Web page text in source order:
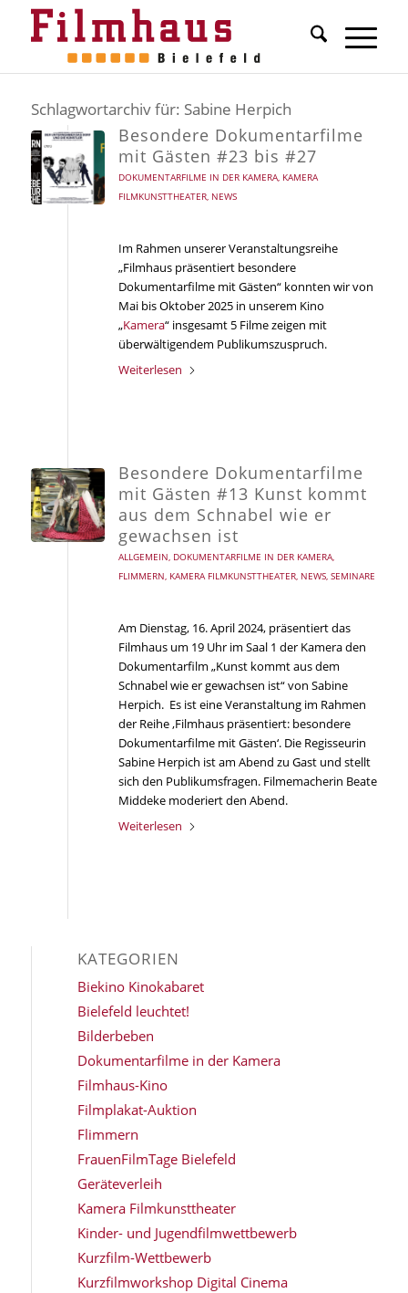
Schlagwortarchiv für: Sabine Herpich
Besondere Dokumentarfilme
mit Gästen #23 bis #27
DOKUMENTARFILME IN DER KAMERA, KAMERA
FILMKUNSTTHEATER, NEWS
Im Rahmen unserer Veranstaltungsreihe
„Filmhaus präsentiert besondere
Dokumentarfilme mit Gästen“ konnten wir von
Mai bis Oktober 2025 in unserem Kino
„Kamera“ insgesamt 5 Filme zeigen mit
überwältigendem Publikumszuspruch.
Weiterlesen
Besondere Dokumentarfilme
mit Gästen #13 Kunst kommt
aus dem Schnabel wie er
gewachsen ist
ALLGEMEIN, DOKUMENTARFILME IN DER KAMERA,
FLIMMERN, KAMERA FILMKUNSTTHEATER, NEWS, SEMINARE
Am Dienstag, 16. April 2024, präsentiert das
Filmhaus um 19 Uhr im Saal 1 der Kamera den
Dokumentarfilm „Kunst kommt aus dem
Schnabel wie er gewachsen ist“ von Sabine
Herpich. Es ist eine Veranstaltung im Rahmen
der Reihe ‚Filmhaus präsentiert: besondere
Dokumentarfilme mit Gästen‘. Die Regisseurin
Sabine Herpich ist am Abend zu Gast und stellt
sich den Publikumsfragen. Filmemacherin Beate
Middeke moderiert den Abend.
Weiterlesen
KATEGORIEN
Biekino Kinokabaret
Bielefeld leuchtet!
Bilderbeben
Dokumentarfilme in der Kamera
Filmhaus-Kino
Filmplakat-Auktion
Flimmern
FrauenFilmTage Bielefeld
Geräteverleih
Kamera Filmkunsttheater
Kinder- und Jugendfilmwettbewerb
Kurzfilm-Wettbewerb
Kurzfilmworkshop Digital Cinema